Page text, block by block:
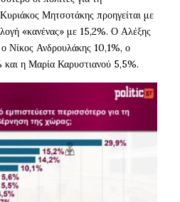
Μητσοτάκης προηγείται με
«κανένας» με 15,2%. Ο Αλέξης
Νίκος Ανδρουλάκης 10,1%, ο
η Μαρία Καρυστιανού 5,5%.